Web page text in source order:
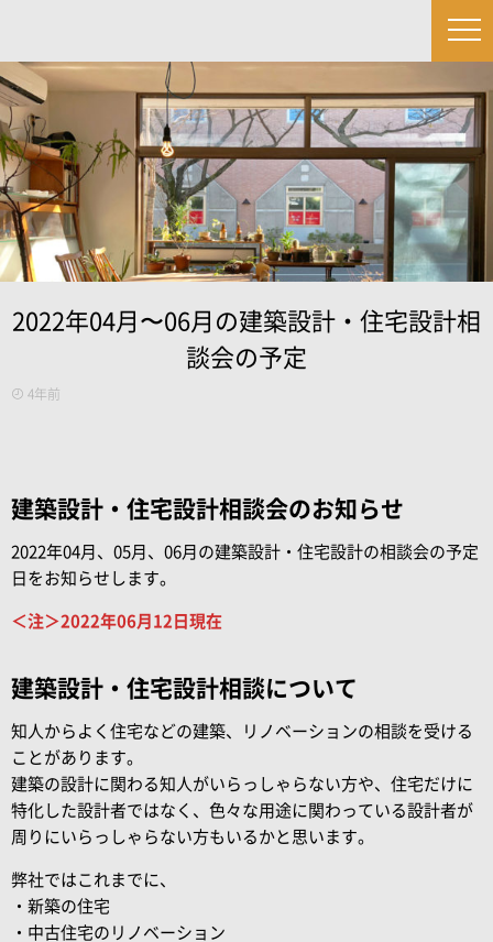
2022年04月〜06月の建築設計・住宅設計相
談会の予定
4年前
建築設計・住宅設計相談会のお知らせ
2022年04月、05月、06月の建築設計・住宅設計の相談会の予定
日をお知らせします。
＜注＞2022年06月12日現在
建築設計・住宅設計相談について
知人からよく住宅などの建築、リノベーションの相談を受ける
ことがあります。
建築の設計に関わる知人がいらっしゃらない方や、住宅だけに
特化した設計者ではなく、色々な用途に関わっている設計者が
周りにいらっしゃらない方もいるかと思います。
弊社ではこれまでに、
・新築の住宅
・中古住宅のリノベーション